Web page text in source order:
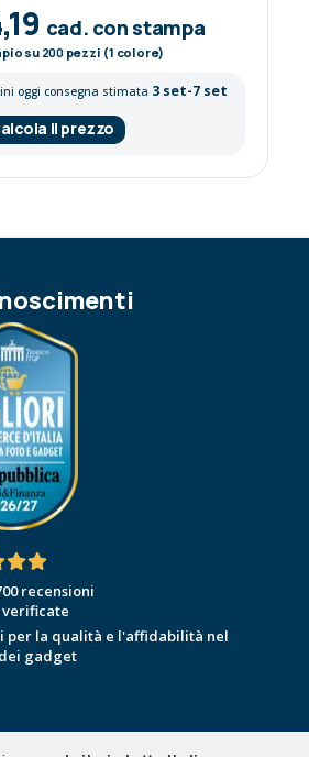
cad. con stampa
su 200pezzi (1 colore)
oggi consegna stimata 3 set-7 set
il prezzo
recensioni
per la qualità e l'affidabilità nel
gadget